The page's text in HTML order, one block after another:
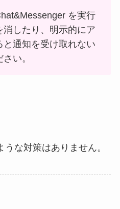
を実行
消したり、明示的にア
と通知を受け取れない
い。
な対策はありません。